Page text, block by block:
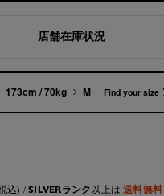
店舗在庫状況
173cm / 70kg M Find your size
込) /SILVERランク 以上は送料無料